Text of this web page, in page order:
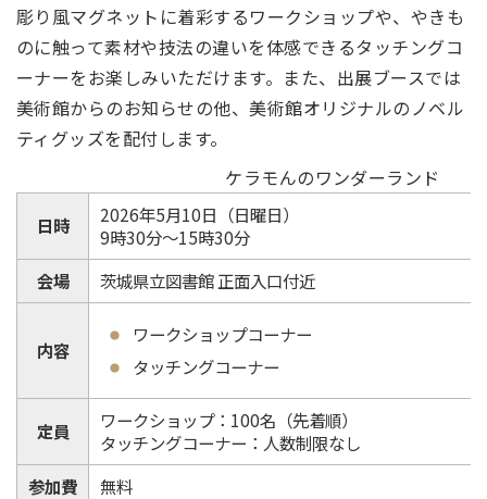
彫り風マグネットに着彩するワークショップや、やきも
のに触って素材や技法の違いを体感できるタッチングコ
ーナーをお楽しみいただけます。また、出展ブースでは
美術館からのお知らせの他、美術館オリジナルのノベル
ティグッズを配付します。
ケラモんのワンダーランド
日時
2026年5月10日（日曜日）
9時30分～15時30分
会場
茨城県立図書館 正面入口付近
内容
ワークショップコーナー
タッチングコーナー
定員
ワークショップ：100名（先着順）
タッチングコーナー：人数制限なし
参加費
無料